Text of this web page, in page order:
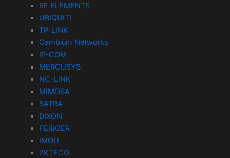
RF ELEMENTS
UBIQUITI
TP-LINK
Cambium Networks
IP-COM
MERCUSYS
NC-LINK
MIMOSA
SATRA
DIXON
FEIBOER
IMOU
ZKTECO